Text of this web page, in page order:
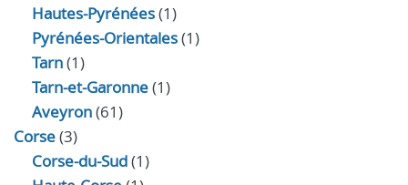
Hautes-Pyrénées(1)
Pyrénées-Orientales(1)
Tarn(1)
Tarn-et-Garonne(1)
Aveyron(61)
Corse(3)
Corse-du-Sud(1)